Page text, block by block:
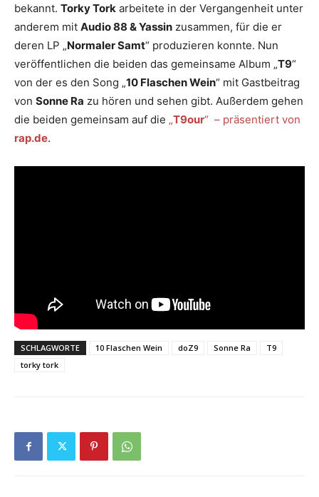
bekannt. Torky Tork arbeitete in der Vergangenheit unter
anderem mit Audio 88 & Yassin zusammen, für die er
deren LP „Normaler Samt“ produzieren konnte. Nun
veröffentlichen die beiden das gemeinsame Album „T9“
von der es den Song „10 Flaschen Wein“ mit Gastbeitrag
von Sonne Ra zu hören und sehen gibt. Außerdem gehen
die beiden gemeinsam auf die „T9our“ – präsentiert von
rap.de.
SCHLAGWORTE 10 Flaschen Wein doZ9 Sonne Ra
T9
torky tork